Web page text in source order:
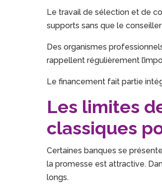
Le travail de sélection et de
supports sans que le
Des organismes
rappellent régulièrement
Le financement fait partie
Les limites
classiques
Certaines banques se
la promesse est attractive.
longs.